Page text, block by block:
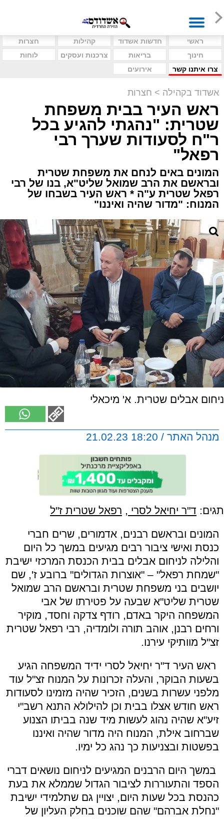
ראשי חדשות אשדוד קהילות
חצרות
חינוך
בריאות צרכנות ועסקים
לוחות
צרו איתנו קשר
אירועים
אשדוד בקהילה > חצרות
ראש העיר בבית משפחת
שטרית: "נהגתי להגיע בכל
ר"ח לסעודות שערך רבי
רפאל"
המונים באים לנחם את משפחת שטרית
ובראשם את הרב שמואל שליט"א, בנו של רבי
רפאל שטרית ע"ה * ראש העיר בשבחו של
המנוח: "מדור שהיה ואיננו"
ניחום אבלים שטרית. א' מיכאלי
מנהל האתר / 18:20 21.02.23
תגים: ד"ר יחיאל לסרי , רפאל שטרית ז"ל
המונים ובראשם רבנים, אדמורים, שרים חברי
כנסת ואישי ציבור רבים מגיעים במשך כל היום
והלילה לניחום אבלים בבית הכנסת המרכזי ישיבת
"שמחת רפאל" – "אוצרות הגדולים" ברובע ז', שם
יושבים בני משפחת שטרית ובראשם הרב שמואל
שטרית שליט"א שבעה על פטירתו של אבי
המשפחה היקר באדם, רודף צדקה וחסד, מוקיר
ורחים רבנן, אוהב תורה ולומדיה, רבי רפאל שטרית
זצ"ל מוותיקי עירנו.
ראש העיר ד"ר יחיאל לסרי ידיד המשפחה הגיע
בשעות הבוקר, והעלה זכרונות על המנוח זצ"ל עוד
מלפני עשרות בשנים, הזכיר שהיה מזמינו לסעודות
ראש חודש אצלו בבית וכן להילולא התנא רשב"י
זיע"א שהיה נהוג לעשות מיד שנה בביתו הצנוע
שברחוב אילת, המנוח היה מדור שהיה ואיננו
בפשטות ובצניעות כך נהג כל ימיו.
במשך היום הרבנים המגיעים לניחום נושאים דברי
הספד והתעוררות לציבור הגדול שממלא את בעת
כהנסת בכל שעות היום, יצויין גם שתלמידי ישיבת
"נחלת אברהם" שהם שוכנים בחלק העליון של